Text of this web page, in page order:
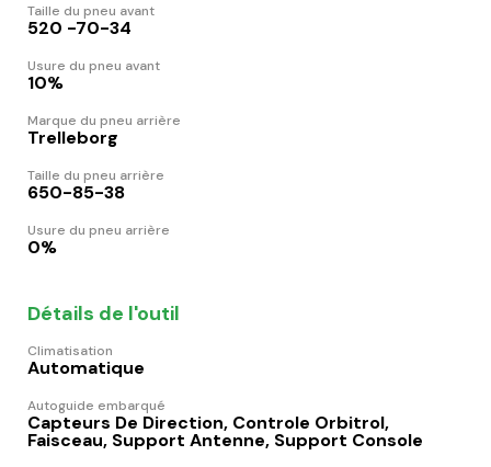
Taille du pneu avant
520 -70-34
Usure du pneu avant
10%
Marque du pneu arrière
Trelleborg
Taille du pneu arrière
650-85-38
Usure du pneu arrière
0%
Détails de l'outil
Climatisation
Automatique
Autoguide embarqué
Capteurs De Direction, Controle Orbitrol,
Faisceau, Support Antenne, Support Console